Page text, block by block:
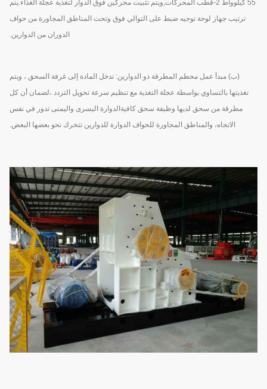
55 كيلوواط 2-قطب المحركات,ويتم تثبيت محركين فوق الدوار لتغذية عجلة الغذاء.يتم
ترتيب جهاز لوحة توجيه ضبط على التوالي فوق وتحت المناطق المجاورة من حواف
الدوران من الدوارين.
(ب) مبدأ عمل محطم المطرقة ذو الدوارين: تدخل المادة إلى غرفة السحق ، ويتم
تغذيتها بالتساوي بواسطة عجلة التغذية مع تنظيم سرعة تحويل التردد ،لضمان أن كل
مطرقة من سحق لديها وظيفة سحق كافيةالدوارة اليسرى واليمنى تدور في نفس
الاتجاه، والمناطق المجاورة للحواف الدوارة للدوارين تتحرك نحو بعضها البعض.